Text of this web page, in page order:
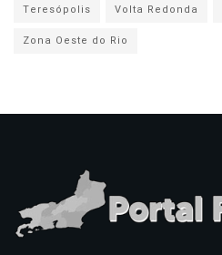
Teresópolis
Volta Redonda
Zona Oeste do Rio